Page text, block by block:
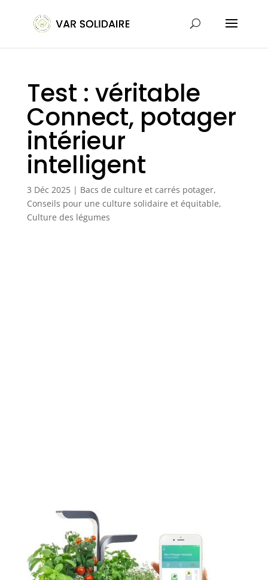
Test : véritable
Connect, potager
intérieur
intelligent
3 Déc 2025| Bacs de culture et carrés potager,
Conseils pour une culture solidaire et équitable,
Culture des légumes